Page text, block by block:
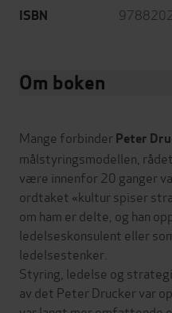
ISBN
Om boken
Mange forbinderPeter
målstyringsmodellen,
være innenfor 20 ganger
ordtaket «kultur spiser
om ham er delte, og han
ledelseskonsulent eller
ledelsestenker.
Styring, ledelse og
av det Peter Drucker var